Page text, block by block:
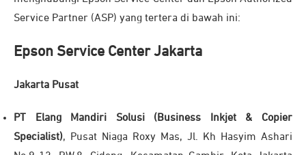
Service Partner (ASP) yang tertera di bawah ini:
Epson Service Center Jakarta
Jakarta Pusat
PT Elang Mandiri Solusi (Business Inkjet & Copier
Specialist), Pusat Niaga Roxy Mas, Jl. Kh Hasyim Ashari